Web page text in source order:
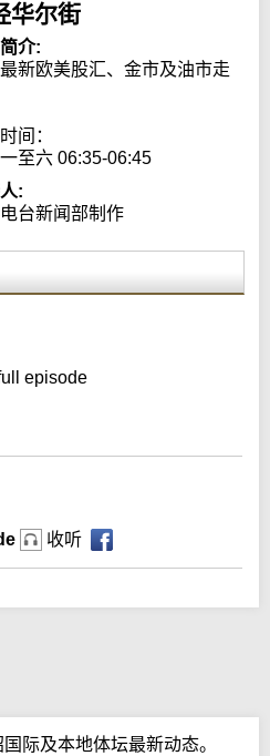
华尔街
介:
新欧美股汇、金市及油市走
间：
至六 06:35-06:45
:
台新闻部制作
episode
收听
际及本地体坛最新动态。